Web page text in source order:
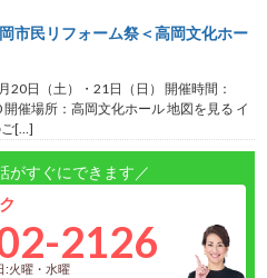
市民リフォーム祭＜高岡文化ホー
20日（土）・21日（日） 開催時間：
催場所：高岡文化ホール 地図を見る イ
ご[…]
がすぐにできます／
2126
:火曜・水曜